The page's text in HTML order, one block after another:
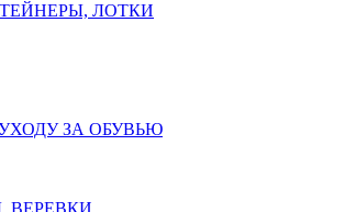
ЛОТКИ
ЗА ОБУВЬЮ
ВЕРЕВКИ